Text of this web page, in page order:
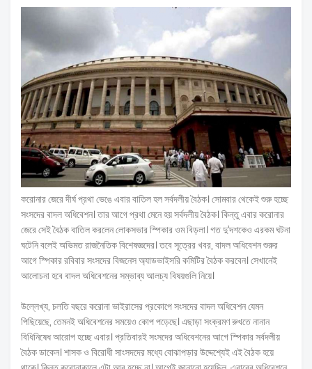
করোনার জেরে দীর্ঘ প্রথা ভেঙে এবার বাতিল হল সর্বদলীয় বৈঠক। সোমবার থেকেই শুরু হচ্ছে
সংসদের বাদল অধিবেশন। তার আগে প্রথা মেনে হয় সর্বদলীয় বৈঠক। কিন্তু এবার করোনার
জেরে সেই বৈঠক বাতিল করলেন লোকসভার স্পিকার ওম বিড়লা। গত দু’দশকেও এরকম ঘটনা
ঘটেনি বলেই অভিমত রাজনৈতিক বিশেষজ্ঞদের। তবে সূত্রের খবর, বাদল অধিবেশন শুরুর
আগে স্পিকার রবিবার সংসদের বিজনেস অ্যাডভাইসরি কমিটির বৈঠক করবেন। সেখানেই
আলোচনা হবে বাদল অধিবেশনের সম্ভাব্য আলচ্য বিষয়গুলি নিয়ে।
উল্লেখ্য, চলতি বছরে করোনা ভাইরাসের প্রকোপে সংসদের বাদল অধিবেশন যেমন
পিছিয়েছে, তেমনই অধিবেশনের সময়েও কোপ পড়েছে। এছাড়া সংক্রমণ রুখতে নানান
বিধিনিষেধ আরোপ হচ্ছে এবার। প্রতিবারই সংসদের অধিবেশনের আগে স্পিকার সর্বদলীয়
বৈঠক ডাকেন। শাসক ও বিরোধী সাংসদদের মধ্যে বোঝাপড়ার উদ্দেশ্যেই এই বৈঠক হয়ে